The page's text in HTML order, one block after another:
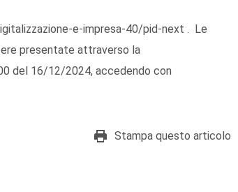
e-impresa-40/pid-next . Le
presentate attraverso la
del 16/12/2024, accedendo con
Stampa questo articolo